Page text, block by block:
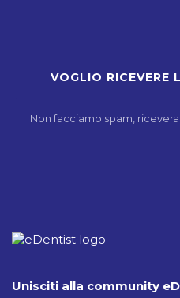
Non facciamo spam,
Unisciti alla community